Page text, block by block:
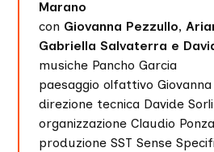
Marano
con Giovanna Pezzullo,
Gabriella Salvaterra e
musiche Pancho Garcia
paesaggio olfattivo Giovanna
direzione tecnica Davide
organizzazione Claudio
produzione SST Sense